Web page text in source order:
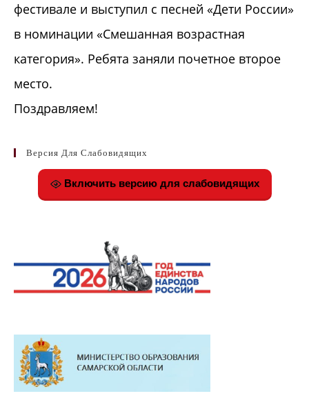
фестивале и выступил с песней «Дети России»
в номинации «Смешанная возрастная
категория». Ребята заняли почетное второе
место.
Поздравляем!
Версия Для Слабовидящих
Включить версию для слабовидящих